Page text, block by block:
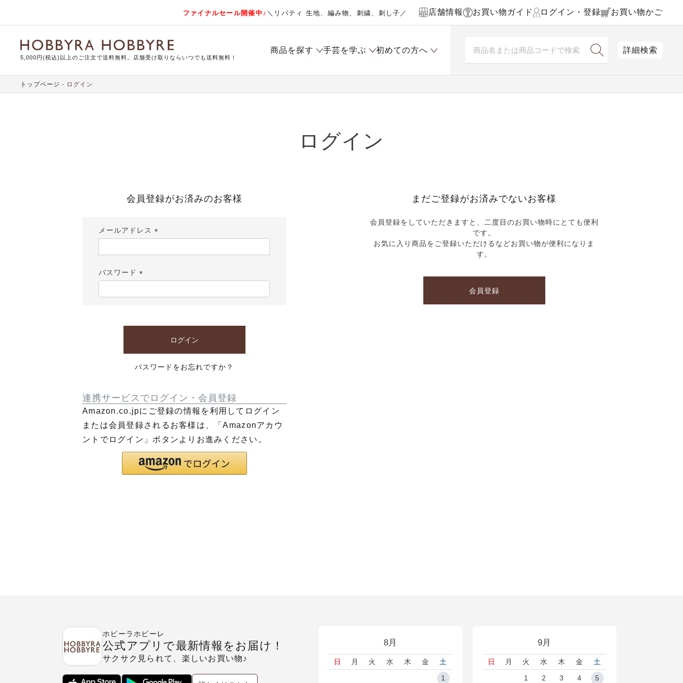
ファイナルセール開催中♪ ＼リバティ 生地、編み物、刺繍、刺し子／ 店舗情報 お買い物ガイド ログイン・登録 お買い物かご
5,000円(税込)以上のご注文で送料無料。店舗受け取りならいつでも送料無料！
商品を探す 手芸を学ぶ 初めての方へ 詳細検索
トップページ ログイン
ログイン
会員登録がお済みのお客様
メールアドレス
須)
パスワード
須)
ログイン
パスワードをお忘れですか？
連携サービスでログイン・会員登録
Amazon.co.jpにご登録の情報を利用してログイン
または会員登録されるお客様は、「Amazonアカウ
ントでログイン」ボタンよりお進みください。
まだご登録がお済みでないお客様
会員登録をしていただきますと、二度目のお買い物時にとても便利
です。
お気に入り商品をご登録いただけるなどお買い物が便利になりま
す。
会員登録
8月
日 月 火 水 木 金
土
1
9月
日 月 火 水 木 金
土
1
2 3 4 5
ホビーラホビーレ
公式アプリで最新情報をお届け！
サクサク見られて、楽しいお買い物♪